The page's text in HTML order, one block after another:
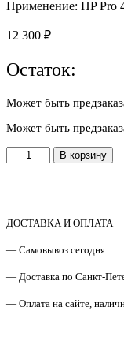
Применение: HP Pro
12 300 ₽
Остаток:
Может быть
Может быть
Количество
товара
центральная
HP
M425
В корзину
ДОСТАВКА И ОПЛАТА
— Самовывоз сегодня
— Доставка по Санкт-
— Оплата на сайте,